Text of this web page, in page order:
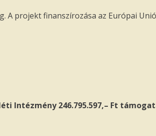
projekt finanszírozása az Európai
Intézmény246.795.597,– Ft